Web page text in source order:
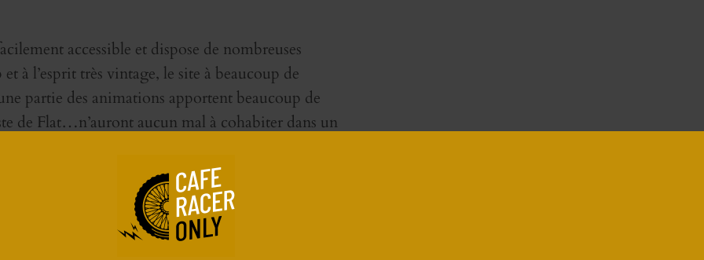
accessible et dispose de nombreuses
à l’esprit très vintage, le site à beaucoup de
partie des animations apportent beaucoup de
de Flat…n’auront aucun mal à cohabiter dans un
d’avions sur la piste et vous aurez une
il y a même une station service en face de
prévues durant le weekend.